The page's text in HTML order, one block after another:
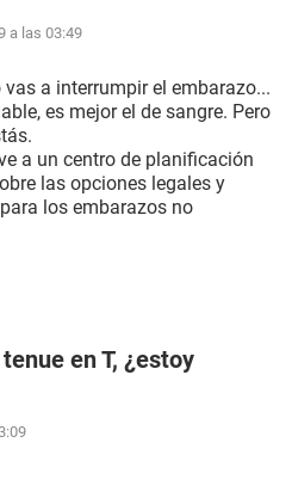
a las 03:49
a interrumpir el embarazo...
es mejor el de sangre. Pero
a un centro de planificación
las opciones legales y
los embarazos no
en T, ¿estoy